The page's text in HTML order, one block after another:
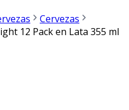
Cervezas
12 Pack en Lata 355 ml